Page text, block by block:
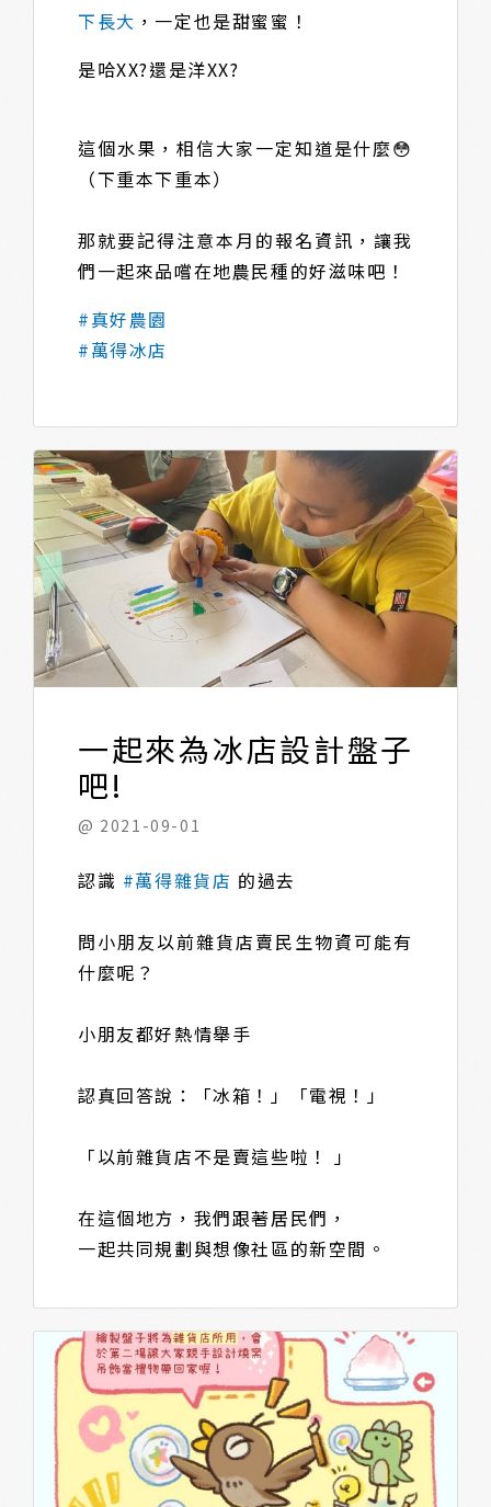
下長大 ，一定也是甜蜜蜜！
是哈XX?還是洋XX?
這個水果，相信大家一定知道是什麼😳
（下重本下重本）
那就要記得注意本月的報名資訊，讓我
們一起來品嚐在地農民種的好滋味吧！
#真好農園
#萬得冰店
一起來為冰店設計盤子
吧!
@ 2021-09-01
認識 #萬得雜貨店 的過去
問小朋友以前雜貨店賣民生物資可能有
什麼呢？
小朋友都好熱情舉手
認真回答說：「冰箱！」「電視！」
「以前雜貨店不是賣這些啦！ 」
在這個地方，我們跟著居民們，
一起共同規劃與想像社區的新空間。